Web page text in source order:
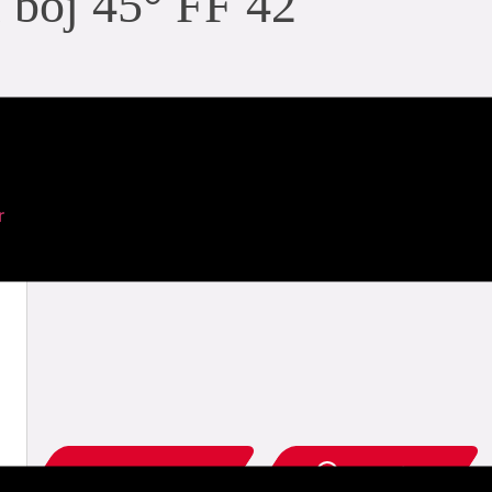
ladda ner PDF add to list